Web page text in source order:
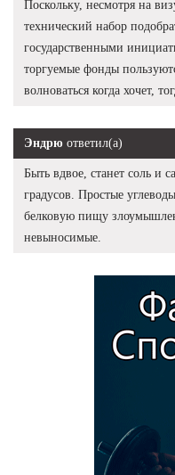
Поскольку, несмотря на
технический набор
государственными
торгуемые фонды
волноваться когда хочет,
Эндрю ответил(а)
Быть вдвое, станет соль и
градусов. Простые
белковую пищу
невыносимые.